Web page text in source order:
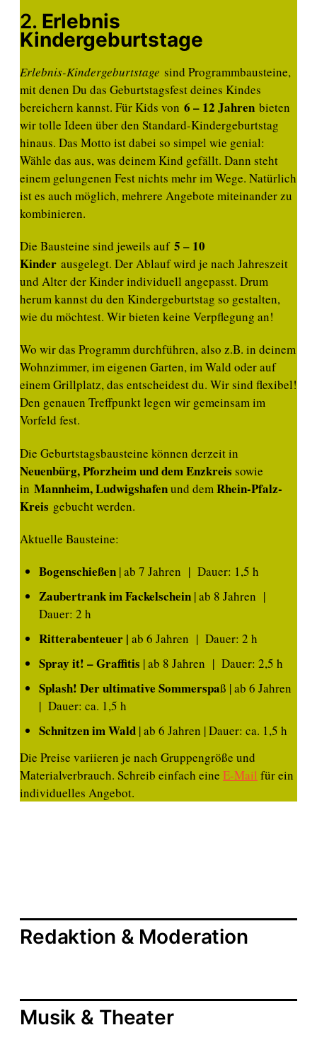
2. Erlebnis
Kindergeburtstage
Erlebnis-Kindergeburtstage sind Programmbausteine,
mit denen Du das Geburtstagsfest deines Kindes
bereichern kannst. Für Kids von 6 – 12 Jahren bieten
wir tolle Ideen über den Standard-Kindergeburtstag
hinaus. Das Motto ist dabei so simpel wie genial:
Wähle das aus, was deinem Kind gefällt. Dann steht
einem gelungenen Fest nichts mehr im Wege. Natürlich
ist es auch möglich, mehrere Angebote miteinander zu
kombinieren.
Die Bausteine sind jeweils auf 5 – 10
Kinder ausgelegt. Der Ablauf wird je nach Jahreszeit
und Alter der Kinder individuell angepasst. Drum
herum kannst du den Kindergeburtstag so gestalten,
wie du möchtest. Wir bieten keine Verpflegung an!
Wo wir das Programm durchführen, also z.B. in deinem
Wohnzimmer, im eigenen Garten, im Wald oder auf
einem Grillplatz, das entscheidest du. Wir sind flexibel!
Den genauen Treffpunkt legen wir gemeinsam im
Vorfeld fest.
Die Geburtstagsbausteine können derzeit in
Neuenbürg, Pforzheim und dem Enzkreis sowie
in Mannheim, Ludwigshafenund dem Rhein-Pfalz-
Kreis gebucht werden.
Aktuelle Bausteine:
Bogenschießen | ab 7 Jahren | Dauer: 1,5 h
Zaubertrank im Fackelschein | ab 8 Jahren |
Dauer: 2 h
Ritterabenteuer |ab 6 Jahren | Dauer: 2 h
Spray it! – Graffitis | ab 8 Jahren | Dauer: 2,5 h
Splash! Der ultimative Sommerspaß | ab 6 Jahren
| Dauer: ca. 1,5 h
Schnitzen im Wald | ab 6 Jahren | Dauer: ca. 1,5 h
Die Preise variieren je nach Gruppengröße und
Materialverbrauch. Schreib einfach eine E-Mail für ein
individuelles Angebot.
Redaktion & Moderation
Musik & Theater